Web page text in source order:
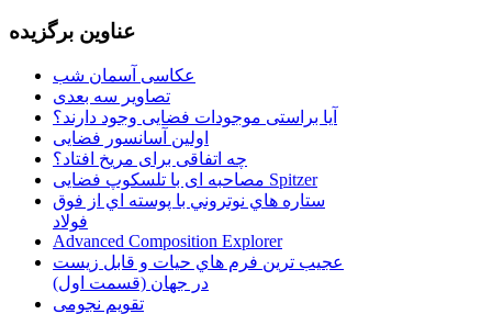
عناوین برگزیده
عکاسی آسمان شب
تصاویر سه بعدی
آیا براستی موجودات فضایی وجود دارند؟
اولین آسانسور فضایی
چه اتفاقی برای مریخ افتاد؟
مصاحبه ای با تلسکوپ فضایی Spitzer
ستاره هاي نوتروني با پوسته اي از فوق
فولاد
Advanced Composition Explorer
عجیب ترین فرم هاي حيات و قابل زيست
در جهان (قسمت اول)
تقویم نجومی